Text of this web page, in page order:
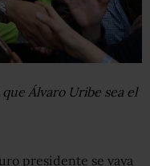
Álvaro Uribe sea el
presidente se vaya